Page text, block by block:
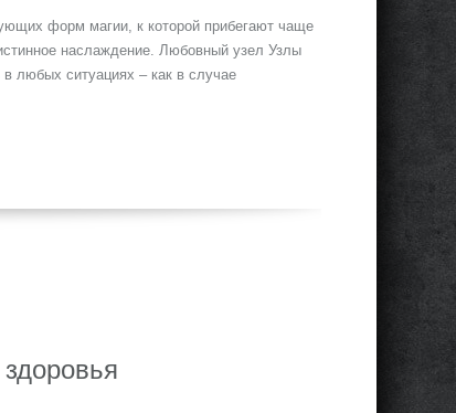
форм магии, к которой прибегают чаще
наслаждение. Любовный узел Узлы
любых ситуациях – как в случае